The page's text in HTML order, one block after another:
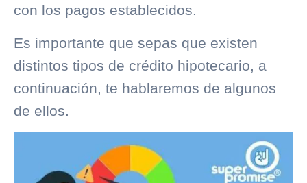
con los pagos establecidos.
Es importante que sepas que existen
distintos tipos de crédito hipotecario, a
continuación, te hablaremos de algunos
de ellos.